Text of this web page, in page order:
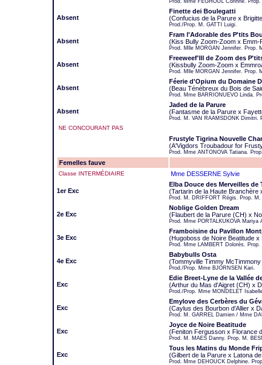
Prod. Mme FEGHOUL Corinne.
Absent
Finette dei Boulegatti
(Confucius de la Parure x
Prod./Prop. M. GATTI Luigi.
Absent
Fram l'Adorable des P'tits
(Kiss Bully Zoom-Zoom x
Prod. Mlle MORGAN Jennifer. Prop.
Absent
Freeweef'Ill de Zoom des
(Kissbully Zoom-Zoom x
Prod. Mlle MORGAN Jennifer. Prop.
Absent
Féerie d'Opium du Domaine
(Beau Ténébreux du Bois de
Prod. Mme BARRIONUEVO Linda.
Absent
Jaded de la Parure
(Fantasme de la Parure x
Prod. M. VAN RAAMSDONK Dimitri.
NE CONCOURANT PAS
Frustyle Tigrina Nouvelle
(A'Vigdors Troubadour for
Prod. Mme ANTONOVA Tatiana.
Femelles fauve
Classe INTERMÉDIAIRE Mme DESSERNE Sylvie
1er Exc
Elba Douce des Merveilles de
(Tartarin de la Haute Branchère
Prod. M. DRIFFORT Régis. Prop.
2e Exc
Noblige Golden Dream
(Flaubert de la Parure (CH) x
Prod. Mme PORTALKUKOVA
3e Exc
Framboisine du Pavillon
(Hugoboss de Noire Beatitude
Prod. Mme LAMBERT Dolorès.
4e Exc
Babybulls Osta
(Tommyville Timmy
Prod./Prop. Mme BJORNSEN Kari.
Exc
Edie Breet-Lyne de la Vallée
(Arthur du Mas d'Aigret (CH) x
Prod./Prop. Mme MONDELET
Exc
Emylove des Cerbères du
(Caylus des Bourbon d'Allier x
Prod. M. GARREL Damien / Mme
Exc
Joyce de Noire Beatitude
(Feniton Fergusson x Florance
Prod. M. MAES Danny. Prop. M.
Exc
Tous les Matins du Monde
(Gilbert de la Parure x Latona
Prod. Mme DEHOUCK Delphine.